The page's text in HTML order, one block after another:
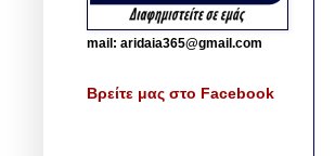
mail: aridaia365@gmail.com
Βρείτε μας στο Facebook